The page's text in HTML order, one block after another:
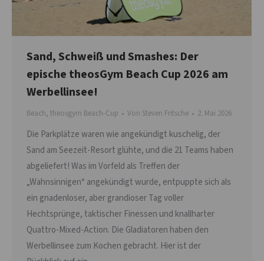
Sand, Schweiß und Smashes: Der
epische theosGym Beach Cup 2026 am
Werbellinsee!
Beach, theosgym Beach-Cup Von Steven Fritsche 2. Mai 2026
Die Parkplätze waren wie angekündigt kuschelig, der
Sand am Seezeit-Resort glühte, und die 21 Teams haben
abgeliefert! Was im Vorfeld als Treffen der
„Wahnsinnigen“ angekündigt wurde, entpuppte sich als
ein gnadenloser, aber grandioser Tag voller
Hechtsprünge, taktischer Finessen und knallharter
Quattro-Mixed-Action. Die Gladiatoren haben den
Werbellinsee zum Kochen gebracht. Hier ist der